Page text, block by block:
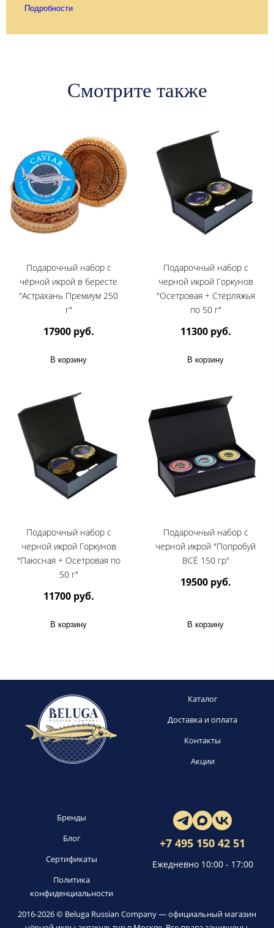
Подробности
Смотрите также
Подарочный набор с
чёрной икрой в бересте
"Астрахань Премиум 250
г"
17900 руб.
В корзину
Подарочный набор с
черной икрой Горкунов
"Осетровая + Стерляжья
по 50 г"
11300 руб.
В корзину
Подарочный набор с
черной икрой Горкунов
"Паюсная + Осетровая по
50 г"
11700 руб.
В корзину
Подарочный набор с
черной икрой "Попробуй
ВСЁ 150 гр"
19500 руб.
В корзину
Каталог
Доставка и оплата
Контакты
Акции
Бренды
Блог
Сертификаты
Политика
конфиденциальности
+7 495 150 42 51
Ежедневно 10:00 - 17:00
2016-2026 © Beluga Russian Company — официальный магазин